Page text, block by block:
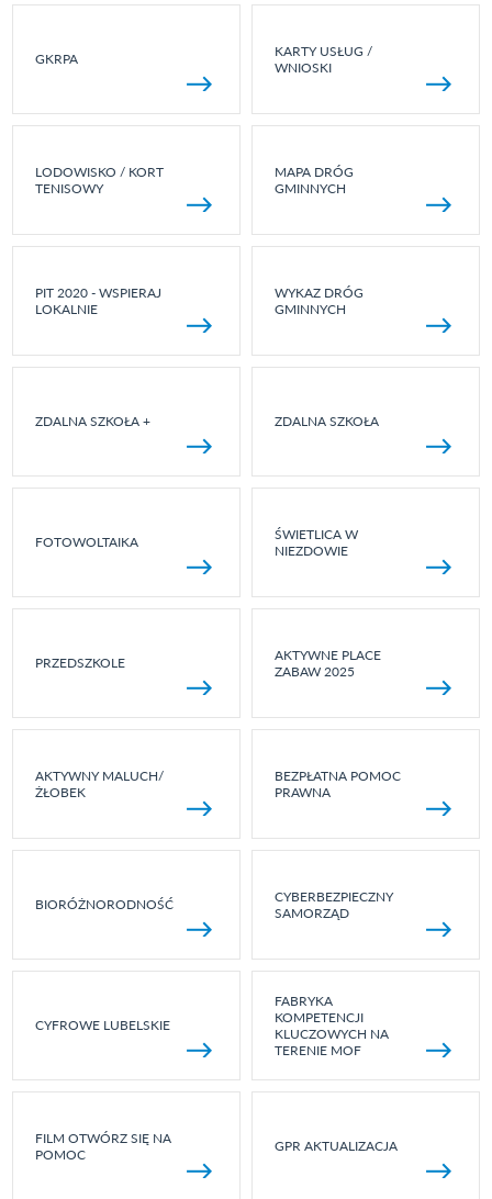
GKRPA
KARTY USŁUG /
WNIOSKI
LODOWISKO / KORT
TENISOWY
MAPA DRÓG
GMINNYCH
PIT 2020 - WSPIERAJ
LOKALNIE
WYKAZ DRÓG
GMINNYCH
ZDALNA SZKOŁA + ZDALNA SZKOŁA
FOTOWOLTAIKA
ŚWIETLICA W
NIEZDOWIE
PRZEDSZKOLE
AKTYWNE PLACE
ZABAW 2025
AKTYWNY MALUCH/
ŻŁOBEK
BEZPŁATNA POMOC
PRAWNA
BIORÓŻNORODNOŚĆ
CYBERBEZPIECZNY
SAMORZĄD
CYFROWE LUBELSKIE
FABRYKA
KOMPETENCJI
KLUCZOWYCH NA
TERENIE MOF
FILM OTWÓRZ SIĘ NA
POMOC
GPR AKTUALIZACJA